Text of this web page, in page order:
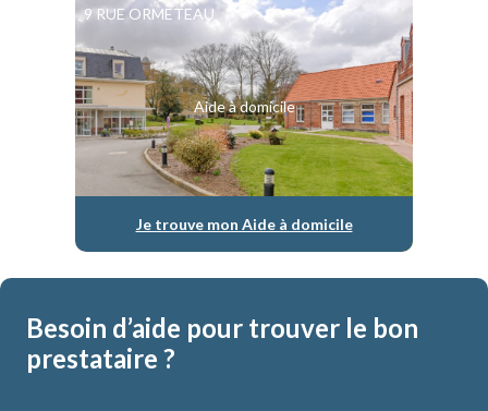
9 RUE ORMETEAU
Aide à domicile
Je trouve mon Aide à domicile
Besoin d’aide pour trouver le bon
prestataire ?